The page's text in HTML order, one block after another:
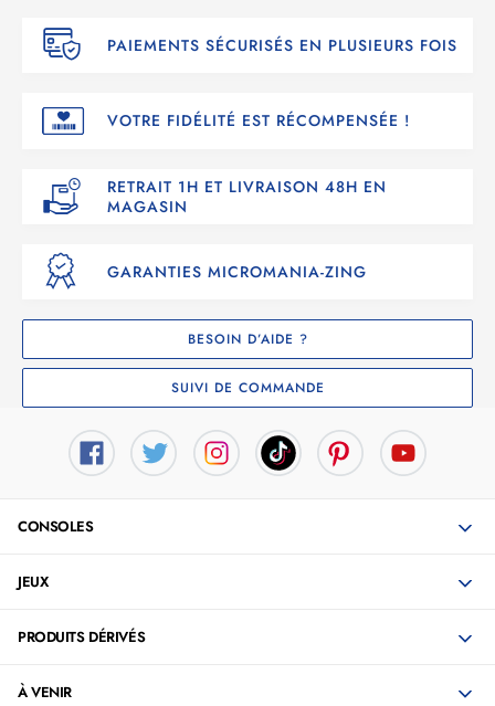
PAIEMENTS SÉCURISÉS EN PLUSIEURS FOIS
VOTRE FIDÉLITÉ EST RÉCOMPENSÉE !
RETRAIT 1H ET LIVRAISON 48H EN
MAGASIN
GARANTIES MICROMANIA-ZING
BESOIN D’AIDE ?
SUIVI DE COMMANDE
CONSOLES
JEUX
PRODUITS DÉRIVÉS
À VENIR